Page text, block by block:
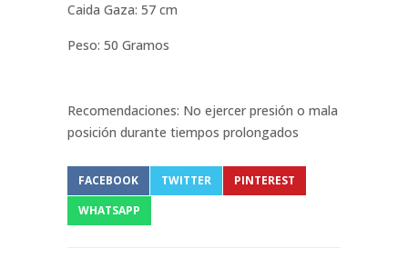
Caida Gaza: 57 cm
Peso: 50 Gramos
Recomendaciones: No ejercer presión o mala
posición durante tiempos prolongados
FACEBOOK TWITTER
PINTEREST
WHATSAPP